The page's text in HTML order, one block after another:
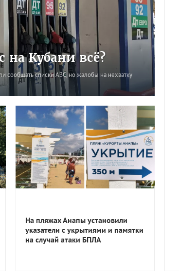
Кубани всё?
сообщать списки АЗС, но жалобы на нехватку
На пляжах Анапы установили
указатели с укрытиями и памятки
на случай атаки БПЛА